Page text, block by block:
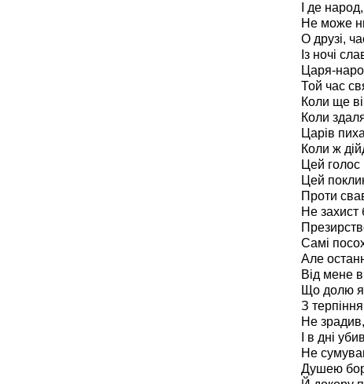
І де
Не може
О друзі,
Із ночі
Царя-
Той час
Коли ще
Коли
Царів
Коли ж
Цей голос
Цей
Проти
Не захист
Самі
Але
Від мене
Що долю я
З
Не
І в дні
Не
Душею